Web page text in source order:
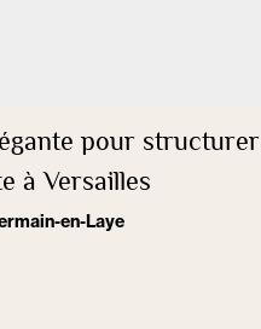
pour structurer
à Versailles
en-Laye